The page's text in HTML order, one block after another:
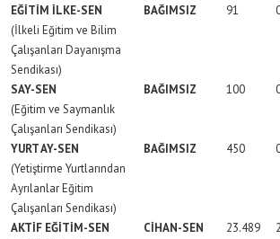
EĞİTİM İLKE-SEN
BAĞIMSIZ 91
(İlkeli Eğitim ve Bilim
Çalışanları Dayanışma
Sendikası)
SAY-SEN
BAĞIMSIZ 100
(Eğitim ve Saymanlık
Çalışanları Sendikası)
YURT AY-SEN
BAĞIMSIZ 450
(Yetiştirme Yurtlarından
Ayrılanlar Eğitim
Çalışanları Sendikası)
AKTİF EĞİTİM-SEN
CİHAN-SEN 23.489